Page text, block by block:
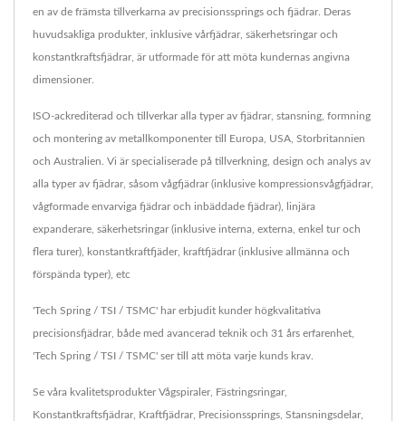
en av de främsta tillverkarna av precisionssprings och fjädrar. Deras
huvudsakliga produkter, inklusive vårfjädrar, säkerhetsringar och
konstantkraftsfjädrar, är utformade för att möta kundernas angivna
dimensioner.
ISO-ackrediterad och tillverkar alla typer av fjädrar, stansning, formning
och montering av metallkomponenter till Europa, USA, Storbritannien
och Australien. Vi är specialiserade på tillverkning, design och analys av
alla typer av fjädrar, såsom vågfjädrar (inklusive kompressionsvågfjädrar,
vågformade envarviga fjädrar och inbäddade fjädrar), linjära
expanderare, säkerhetsringar (inklusive interna, externa, enkel tur och
flera turer), konstantkraftfjäder, kraftfjädrar (inklusive allmänna och
förspända typer), etc
'Tech Spring / TSI / TSMC' har erbjudit kunder högkvalitativa
precisionsfjädrar, både med avancerad teknik och 31 års erfarenhet,
'Tech Spring / TSI / TSMC' ser till att möta varje kunds krav.
Se våra kvalitetsprodukterVågspiraler, Fästringsringar,
Konstantkraftsfjädrar, Kraftfjädrar, Precisionssprings Stansningsdelar,